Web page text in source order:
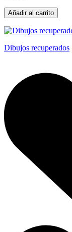
Añadir al carrito
Dibujos recuperados